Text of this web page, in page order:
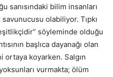
sanısındaki bilim insanları
olabiliyor. Tıpkı
söyleminde olduğu
başlıca dayanağı olan
koyarken. Salgın
vurmakta; ölüm